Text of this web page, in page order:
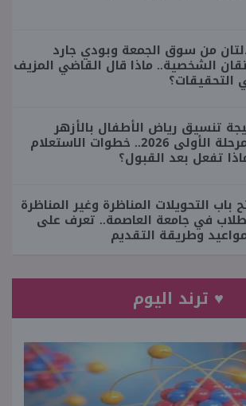
من سوق الجمعة وبودي جارد
الشخصية.. ماذا قال القاضي المزيف
التحقيقات؟
تنسيق رياض الأطفال بالأزهر
المرحلة الأولى 2026.. خطوات الاستعلام
تفعل بعد القبول؟
باب التحويلات المناظرة وغير المناظرة
في جامعة العاصمة.. تعرف على
وطريقة التقديم
♥ ترند اليوم